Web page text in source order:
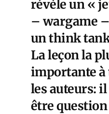
révèle un «
– wargame
un think
La leçon la
importante
les auteurs:
être question